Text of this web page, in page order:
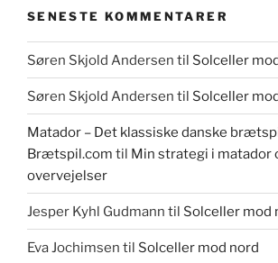
SENESTE KOMMENTARER
Søren Skjold Andersen til Solceller
Søren Skjold Andersen til Solceller
Matador – Det klassiske danske
Brætspil.com til Min strategi i matador
overvejelser
Jesper Kyhl Gudmann til Solceller mod
Eva Jochimsen til Solceller mod nord